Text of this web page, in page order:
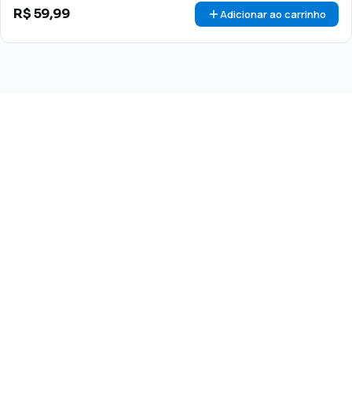
R$59,99 Adicionar ao carrinho